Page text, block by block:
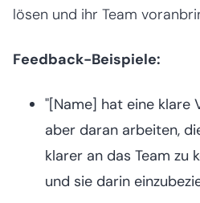
lösen und ihr Team
Feedback-Beispiele:
"[Name] hat eine klare
aber daran arbeiten,
klarer an das Team zu
und sie darin